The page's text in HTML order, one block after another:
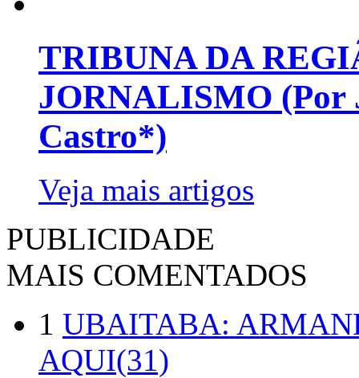
TRIBUNA DA
JORNALISMO (Por
Castro*)
Veja mais artigos
PUBLICIDADE
MAIS COMENTADOS
1 UBAITABA:
AQUI(31)